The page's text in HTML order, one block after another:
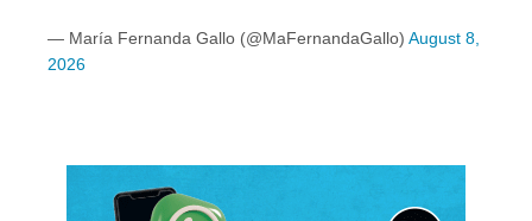
— María Fernanda Gallo (@MaFernandaGallo) August 8,
2026